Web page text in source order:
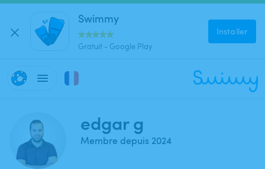
Swimmy
Gratuit - Google Play
Installer
edgar g
Membre depuis 2024